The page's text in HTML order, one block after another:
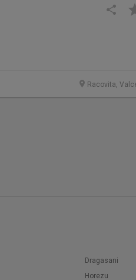
Racovita,
Dragasani
Horezu